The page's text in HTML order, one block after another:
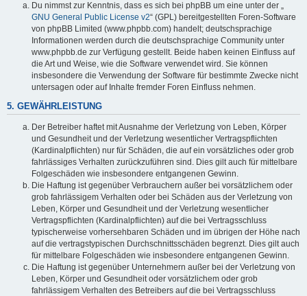
Du nimmst zur Kenntnis, dass es sich bei phpBB um eine unter der „
GNU General Public License v2“ (GPL) bereitgestellten Foren-Software
von phpBB Limited (www.phpbb.com) handelt; deutschsprachige
Informationen werden durch die deutschsprachige Community unter
www.phpbb.de zur Verfügung gestellt. Beide haben keinen Einfluss auf
die Art und Weise, wie die Software verwendet wird. Sie können
insbesondere die Verwendung der Software für bestimmte Zwecke nicht
untersagen oder auf Inhalte fremder Foren Einfluss nehmen.
5. GEWÄHRLEISTUNG
Der Betreiber haftet mit Ausnahme der Verletzung von Leben, Körper
und Gesundheit und der Verletzung wesentlicher Vertragspflichten
(Kardinalpflichten) nur für Schäden, die auf ein vorsätzliches oder grob
fahrlässiges Verhalten zurückzuführen sind. Dies gilt auch für mittelbare
Folgeschäden wie insbesondere entgangenen Gewinn.
Die Haftung ist gegenüber Verbrauchern außer bei vorsätzlichem oder
grob fahrlässigem Verhalten oder bei Schäden aus der Verletzung von
Leben, Körper und Gesundheit und der Verletzung wesentlicher
Vertragspflichten (Kardinalpflichten) auf die bei Vertragsschluss
typischerweise vorhersehbaren Schäden und im übrigen der Höhe nach
auf die vertragstypischen Durchschnittsschäden begrenzt. Dies gilt auch
für mittelbare Folgeschäden wie insbesondere entgangenen Gewinn.
Die Haftung ist gegenüber Unternehmern außer bei der Verletzung von
Leben, Körper und Gesundheit oder vorsätzlichem oder grob
fahrlässigem Verhalten des Betreibers auf die bei Vertragsschluss